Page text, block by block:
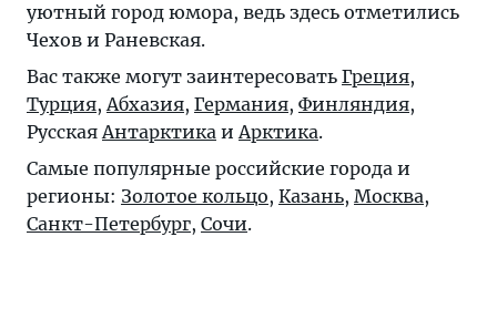
уютный город юмора, ведь здесь отметились
Чехов и Раневская.
Вас также могут заинтересовать Греция,
Турция,Абхазия, Германия, Финляндия,
РусскаяАнтарктика иАрктика.
Самые популярные российские города и
регионы: Золотое кольцо, Казань, Москва,
Санкт-Петербург, Сочи.